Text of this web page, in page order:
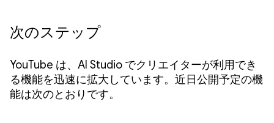
次のステップ
YouTube は、AI Studio でクリエイターが利用でき
る機能を迅速に拡大しています。近日公開予定の機
能は次のとおりです。